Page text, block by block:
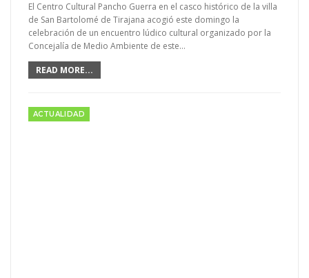
El Centro Cultural Pancho Guerra en el casco histórico de la villa
de San Bartolomé de Tirajana acogió este domingo la
celebración de un encuentro lúdico cultural organizado por la
Concejalía de Medio Ambiente de este…
READ MORE...
ACTUALIDAD